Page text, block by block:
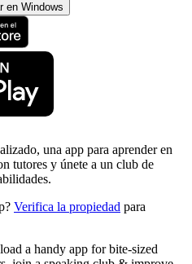
en Windows
una app para aprender en
tutores y únete a un club de
Verifica la propiedad para
a handy app for bite-sized